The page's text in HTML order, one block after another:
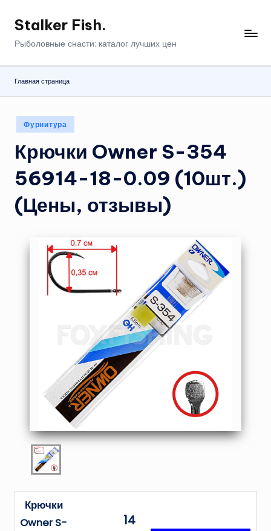
Перейти
Stalker Fish.
Рыболовные снасти: каталог лучших цен
Главная страница
Опубликовано
в
Фурнитура
Крючки Owner S-354
56914-18-0.09 (10шт.)
(Цены, отзывы)
Крючки
Owner S-
14